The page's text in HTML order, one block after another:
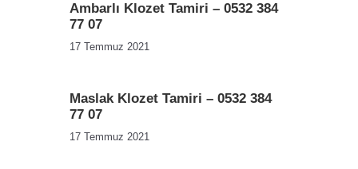
Ambarlı Klozet Tamiri – 0532 384
77 07
17 Temmuz 2021
Maslak Klozet Tamiri – 0532 384
77 07
17 Temmuz 2021